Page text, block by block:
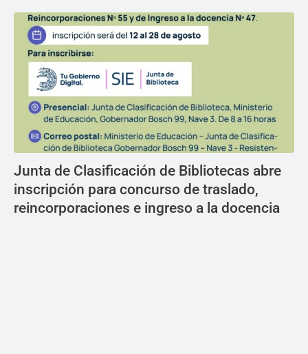
Junta de Clasificación de Bibliotecas abre
inscripción para concurso de traslado,
reincorporaciones e ingreso a la docencia